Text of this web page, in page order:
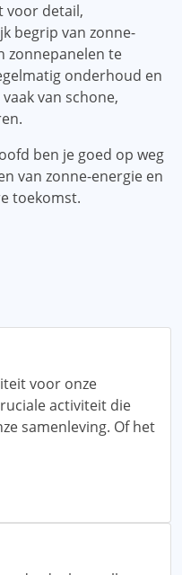
voor detail,
begrip van zonne-
zonnepanelen te
onderhoud en
van schone,
ben je goed op weg
van zonne-energie en
toekomst.
voor onze
activiteit die
samenleving. Of het